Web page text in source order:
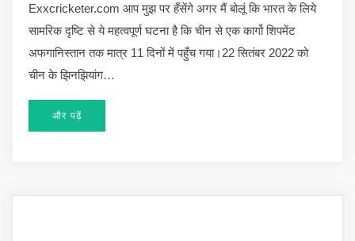
Exxcricketer.com आप मुझ पर हँसेंगे अगर मैं बोलूं कि भारत के लिये
सामरिक दृष्टि से ये महत्वपूर्ण घटना है कि चीन से एक कार्गो शिपमेंट
अफगानिस्तान तक मात्र 11 दिनों में पहुँच गया।22 सितंबर 2022 को
चीन के झिनझियांग…
और पढ़ें